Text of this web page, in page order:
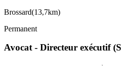
Brossard(13,7km)
Permanent
Avocat - Directeur exécutif